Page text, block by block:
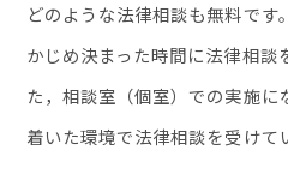
どのような法律相談も無料です
かじめ決まった時間に法律相談
た，相談室（個室）での実施に
着いた環境で法律相談を受けて